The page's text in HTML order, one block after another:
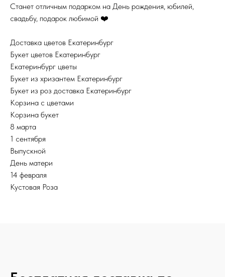
Станет отличным подарком на День рождения, юбилей,
свадьбу, подарок любимой ❤️
Доставка цветов Екатеринбург
Букет цветов Екатеринбург
Екатеринбург цветы
Букет из хризантем Екатеринбург
Букет из роз доставка Екатеринбург
Корзина с цветами
Корзина букет
8 марта
1 сентября
Выпускной
День матери
14 февраля
Кустовая Роза